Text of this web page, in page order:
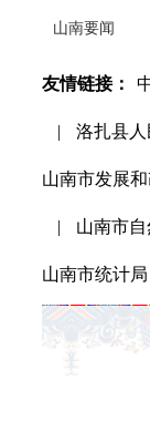
山南要闻
友情链接：
| 洛扎县
山南市发展
| 山南市
山南市统计局